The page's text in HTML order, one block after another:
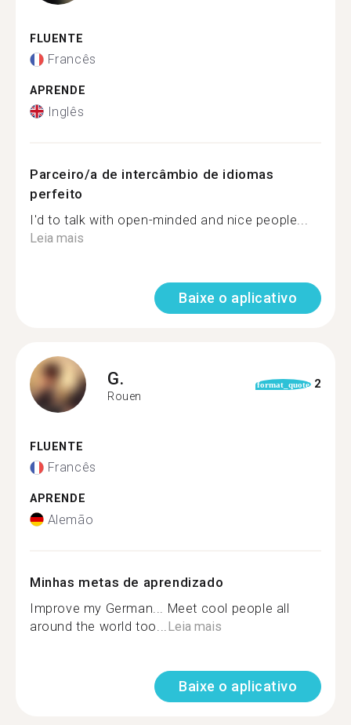
FLUENTE
Francês
APRENDE
Inglês
Parceiro/a de intercâmbio de idiomas
perfeito
I'd to talk with open-minded and nice people...
Leia mais
Baixe o aplicativo
G.
Rouen
format_quote 2
FLUENTE
Francês
APRENDE
Alemão
Minhas metas de aprendizado
Improve my German... Meet cool people all
around the world too... Leia mais
Baixe o aplicativo